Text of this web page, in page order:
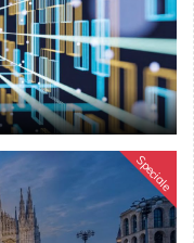
Speciale